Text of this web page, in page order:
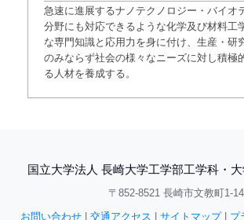
急速に進展するナノテクノロジー・バイオ
分野にも対応できるような化学及び材料工
な専門知識と応用力を身に付け、生産・研
のみならず社会の様々なニーズに対し積極
る人材を養成する。
国立大学法人 長崎大学工学部工学科・
〒852-8521 長崎市文教町1-14
お問い合わせ| 交通アクセス | サイトマップ| プ